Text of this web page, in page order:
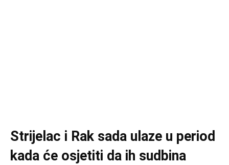
Strijelac i Rak sada ulaze u period
kada će osjetiti da ih sudbina